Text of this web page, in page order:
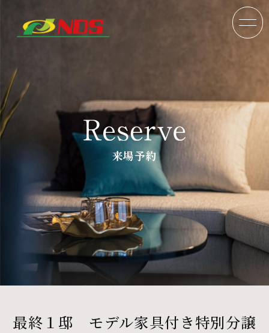
分譲戸建
分譲マンション
来場予約
最終１邸 モデル家具付き特別分譲